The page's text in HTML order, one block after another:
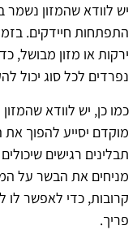
יש לוודא שהמזון
התפתחות חיידקים.
ירקות או מזון מבושל,
נפרדים לכל סוג יכול
כמו כן, יש לוודא
מוקדם יסייע להפוך
תבלינים רגישים
מניחים את הבשר על
קרובות, כדי לאפשר לו
פריך.